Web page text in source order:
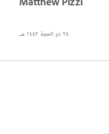
Matthew Pizzi
٢٤ ذو الحجة ١٤٤٣ هـ